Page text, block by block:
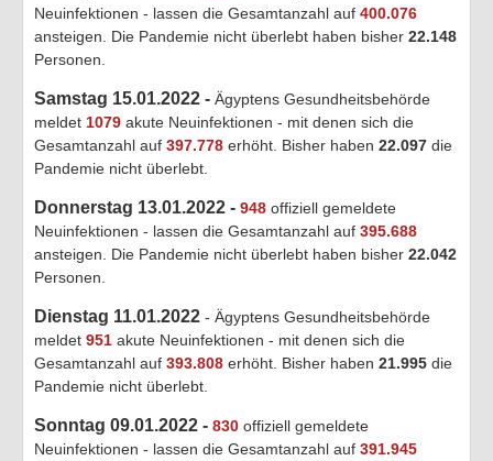
Neuinfektionen - lassen die Gesamtanzahl auf 400.076
ansteigen. Die Pandemie nicht überlebt haben bisher 22.148
Personen.
Samstag 15.01.2022 - Ägyptens Gesundheitsbehörde
meldet 1079 akute Neuinfektionen - mit denen sich die
Gesamtanzahl auf 397.778 erhöht. Bisher haben 22.097 die
Pandemie nicht überlebt.
Donnerstag 13.01.2022 - 948 offiziell gemeldete
Neuinfektionen - lassen die Gesamtanzahl auf 395.688
ansteigen. Die Pandemie nicht überlebt haben bisher 22.042
Personen.
Dienstag 11.01.2022 - Ägyptens Gesundheitsbehörde
meldet 951 akute Neuinfektionen - mit denen sich die
Gesamtanzahl auf 393.808 erhöht. Bisher haben 21.995 die
Pandemie nicht überlebt.
Sonntag 09.01.2022 - 830 offiziell gemeldete
Neuinfektionen - lassen die Gesamtanzahl auf 391.945